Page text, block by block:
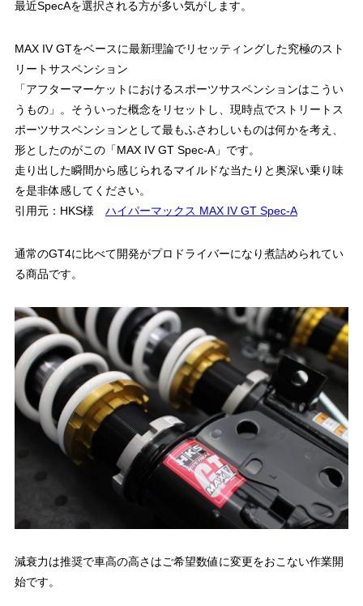
最近SpecAを選択される方が多い気がします。
MAX IV GTをベースに最新理論でリセッティングした究極のスト
リートサスペンション
「アフターマーケットにおけるスポーツサスペンションはこうい
うもの」。そういった概念をリセットし、現時点でストリートス
ポーツサスペンションとして最もふさわしいものは何かを考え、
形としたのがこの「MAX IV GT Spec-A」です。
走り出した瞬間から感じられるマイルドな当たりと奥深い乗り味
を是非体感してください。
引用元：HKS様 ハイパーマックス MAX IV GT Spec-A
通常のGT4に比べて開発がプロドライバーになり煮詰められてい
る商品です。
減衰力は推奨で車高の高さはご希望数値に変更をおこない作業開
始です。